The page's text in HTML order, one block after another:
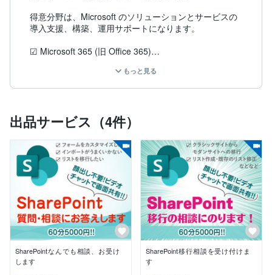
得意分野は、Microsoft のソリューションとサービスの
導入支援、構築、運用サポートになります。
☑ Microsoft 365 (旧 Office 365)
☑ CRM (Customer Relationship Management) ソリュ
ーション
☑ Microsoft Power Platform
☑ Power BI
☑ Power Apps
☑ Power Automate
☑ Azure Active Directory (Azure AD)
☑ Microsoft Teams
もっと見る
出品サービス（4件）
SharePointなんでも相談、お受け
します
SharePoint移行相談を受け付けま
す